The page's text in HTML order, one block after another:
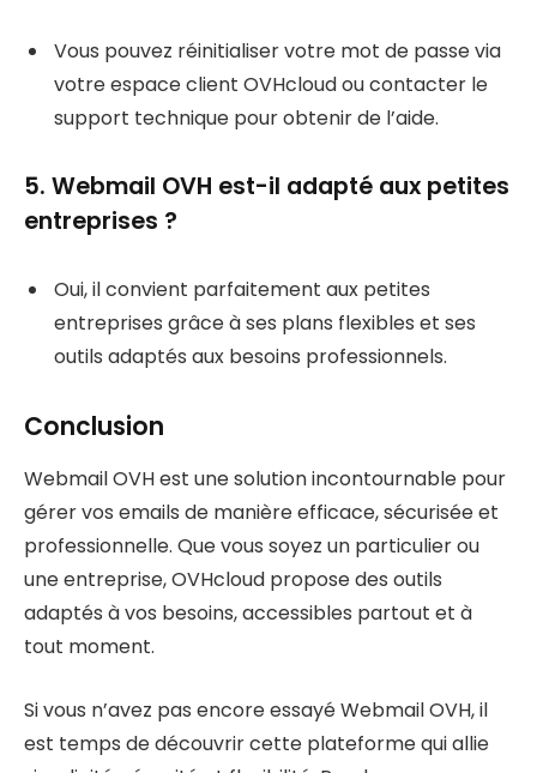
Vous pouvez réinitialiser votre mot de passe via
votre espace client OVHcloud ou contacter le
support technique pour obtenir de l’aide.
5. Webmail OVH est-il adapté aux petites
entreprises ?
Oui, il convient parfaitement aux petites
entreprises grâce à ses plans flexibles et ses
outils adaptés aux besoins professionnels.
Conclusion
Webmail OVH est une solution incontournable pour
gérer vos emails de manière efficace, sécurisée et
professionnelle. Que vous soyez un particulier ou
une entreprise, OVHcloud propose des outils
adaptés à vos besoins, accessibles partout et à
tout moment.
Si vous n’avez pas encore essayé Webmail OVH, il
est temps de découvrir cette plateforme qui allie